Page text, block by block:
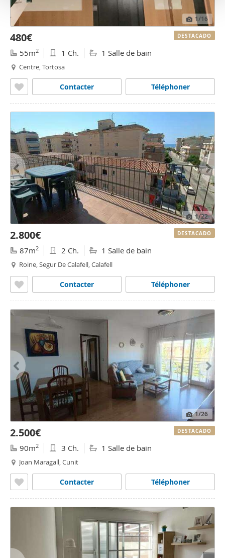
1/16
480€
55m2 1 Ch. 1 Salle de bain
Centre, Tortosa
Téléphoner
Contacter
DESTACADO
1/22
2.800€
87m2 2 Ch. 1 Salle de bain
Roine, Segur De Calafell, Calafell
Téléphoner
Contacter
DESTACADO
1/26
2.500€
90m2 3 Ch. 1 Salle de bain
Joan Maragall, Cunit
Téléphoner
Contacter
DESTACADO